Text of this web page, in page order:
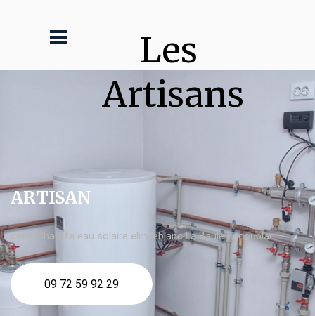
Les
Artisans
ARTISAN
devis Chauffe eau solaire elm leblanc La Baule Escoublac
09 72 59 92 29